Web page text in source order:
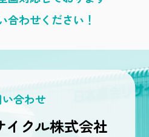
合わせください！
合わせ
イクル株式会社